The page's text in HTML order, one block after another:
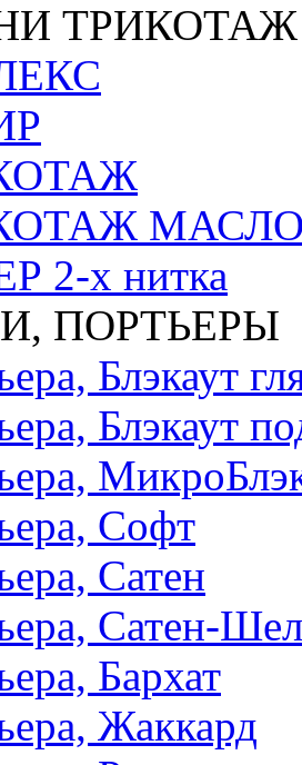
ТРИКОТАЖ
2-х нитка
ПОРТЬЕРЫ
Блэкаут
Блэкаут
Софт
Сатен
Сатен-
Бархат
Жаккард